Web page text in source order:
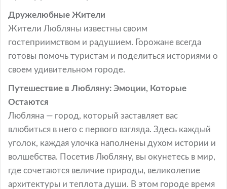
Дружелюбные Жители
Жители Любляны известны своим
гостеприимством и радушием. Горожане всегда
готовы помочь туристам и поделиться историями о
своем удивительном городе.
Путешествие в Любляну: Эмоции, Которые
Остаются
Любляна — город, который заставляет вас
влюбиться в него с первого взгляда. Здесь каждый
уголок, каждая улочка наполнены духом истории и
волшебства. Посетив Любляну, вы окунетесь в мир,
где сочетаются величие природы, великолепие
архитектуры и теплота души. В этом городе время